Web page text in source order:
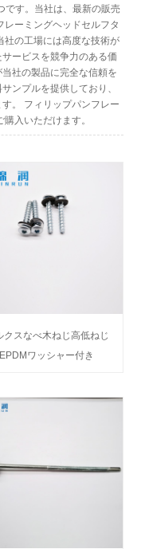
です。当社は、最新の販売
ーミングヘッドセルフタ
社の工場には高度な技術が
ービスを競争力のある価
社の製品に完全な信頼を
ンプルを提供しており、
。 フィリップパンフレー
入いただけます。
クスなべ木ねじ高低ねじ
EPDMワッシャー付き